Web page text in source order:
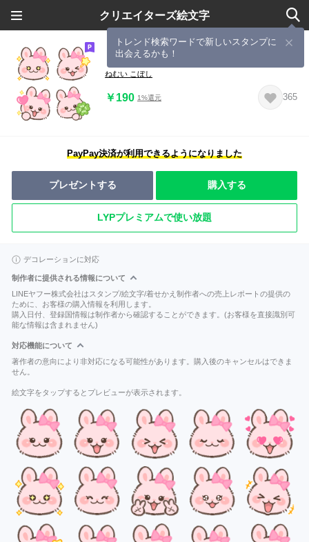
クリエイターズ絵文字
トレンド検索ワードで新しいスタンプに
出会えるかも！
もふもふ♡うさちゃん絵文字
ねむい こぼし
￥190 1%還元 365
PayPay決済が利用できるようになりました
プレゼントする 購入する
LYPプレミアムで使い放題
デコレーションに対応
制作者に提供される情報について
LINEヤフー株式会社はスタンプ/絵文字/着せかえ制作者への売上レポートの提供の
ために、お客様の購入情報を利用します。
購入日付、登録国情報は制作者から確認することができます。(お客様を直接識別可
能な情報は含まれません)
対応機能について
著作者の意向により非対応になる可能性があります。購入後のキャンセルはできま
せん。
絵文字をタップするとプレビューが表示されます。